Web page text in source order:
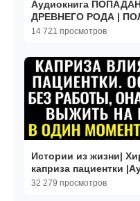
Аудиокнига
ДРЕВНЕГО РОДА |
14 721 просмотров
Истории из жизни|
каприза пациентки
истории
32 279 просмотров